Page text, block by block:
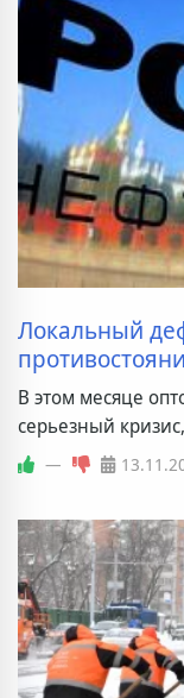
Локальный
В этом месяце
серьезный
—